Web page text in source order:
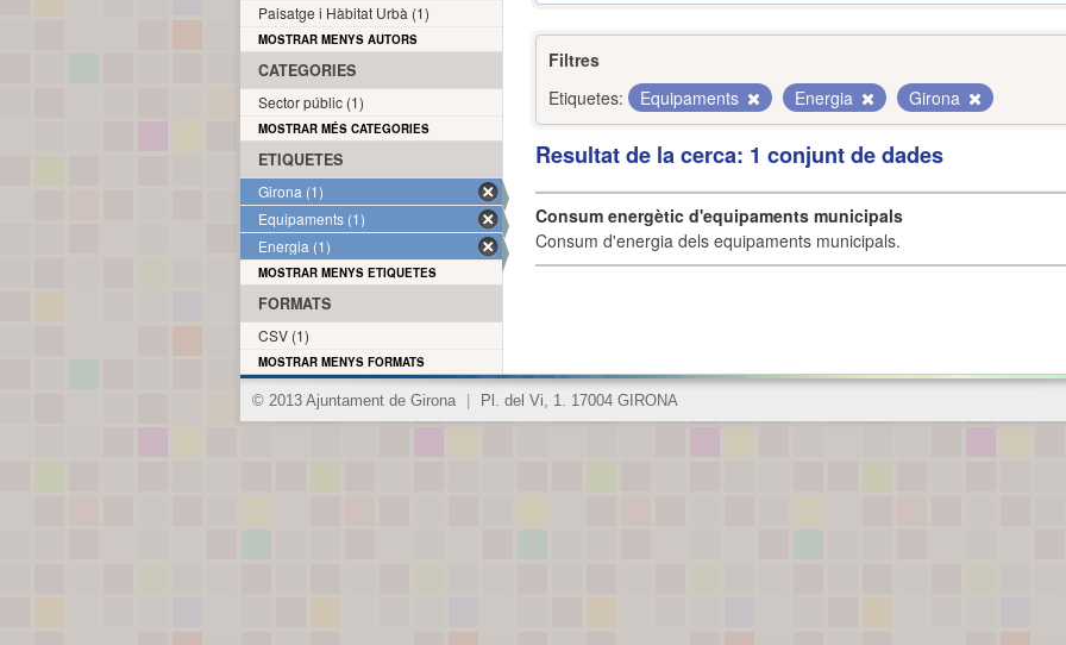
Filtres
Etiquetes:
Equipaments Energia Girona
Resultat de la cerca: 1 conjunt de dades
Consum energètic d'equipaments municipals
Consum d'energia dels equipaments municipals.
Paisatge i Hàbitat Urbà (1)
MOSTRAR MENYS AUTORS
CATEGORIES
Sector públic (1)
MOSTRAR MÉS CATEGORIES
ETIQUETES
Girona (1)
Equipaments (1)
Energia (1)
MOSTRAR MENYS ETIQUETES
FORMATS
CSV (1)
MOSTRAR MENYS FORMATS
© 2013 Ajuntament de Girona Pl. del Vi, 1. 17004 GIRONA